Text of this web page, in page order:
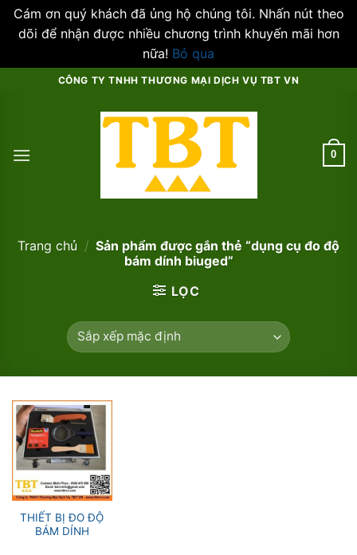
Cám ơn quý khách đã ủng hộ chúng tôi. Nhấn nút theo
dõi để nhận được nhiều chương trình khuyến mãi hơn
nữa! Bỏ qua
CÔNG TY TNHH THƯƠNG MẠI DỊCH VỤ TBT VN
0
Trang chủ / Sản phẩm được gắn thẻ “dụng cụ đo độ
bám dính biuged”
LỌC
THIẾT BỊ ĐO ĐỘ
BÁM DÍNH